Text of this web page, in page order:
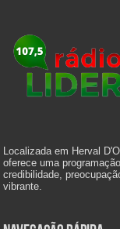
Localizada em Herval
oferece uma
credibilidade,
vibrante.